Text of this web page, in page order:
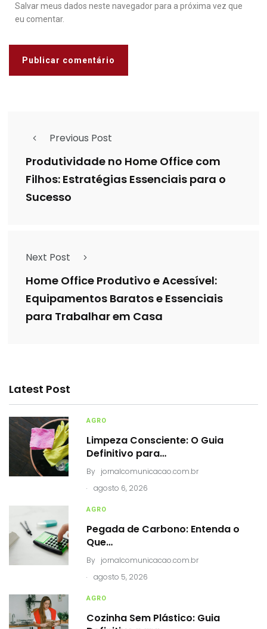
Salvar meus dados neste navegador para a próxima vez que
eu comentar.
Previous Post
Produtividade no Home Office com
Filhos: Estratégias Essenciais para o
Sucesso
Next Post
Home Office Produtivo e Acessível:
Equipamentos Baratos e Essenciais
para Trabalhar em Casa
Latest Post
AGRO
Limpeza Consciente: O Guia
Definitivo para…
By jornalcomunicacao.com.br
.
agosto 6, 2026
AGRO
Pegada de Carbono: Entenda o
Que…
By jornalcomunicacao.com.br
.
agosto 5, 2026
AGRO
Cozinha Sem Plástico: Guia